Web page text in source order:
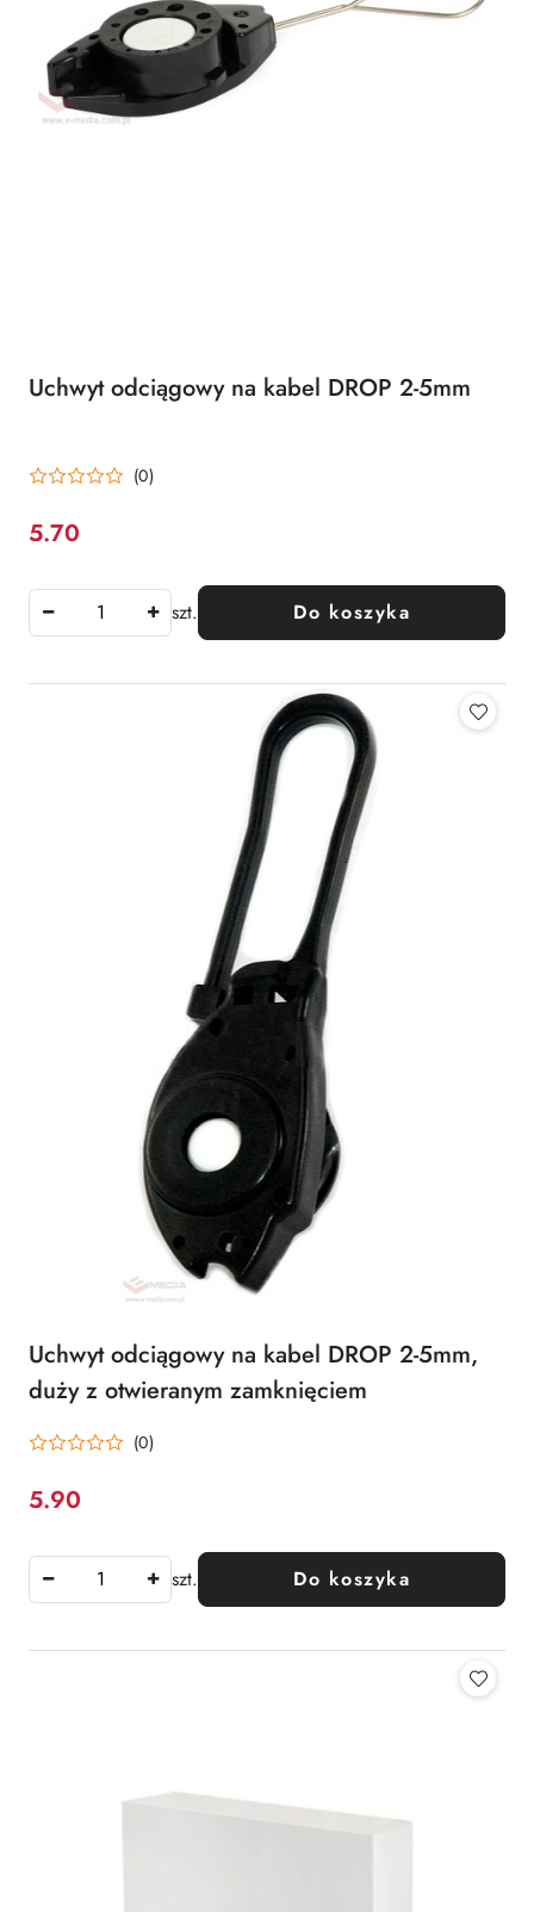
Uchwyt odciągowy na kabel DROP 2-5mm
(0)
Cena:
5.70
szt. Do koszyka
Uchwyt odciągowy na kabel DROP 2-5mm,
duży z otwieranym zamknięciem
(0)
Cena:
5.90
szt. Do koszyka